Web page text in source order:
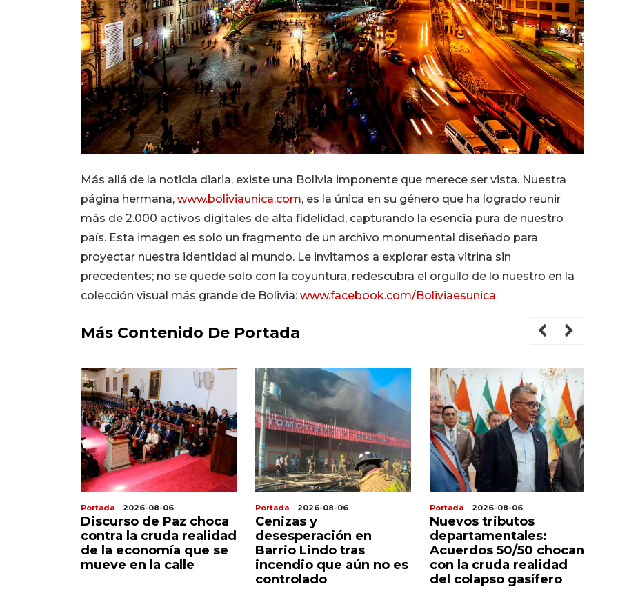
Más allá de la noticia diaria, existe una Bolivia imponente que merece ser vista. Nuestra
página hermana, www.boliviaunica.com, es la única en su género que ha logrado reunir
más de 2.000 activos digitales de alta fidelidad, capturando la esencia pura de nuestro
país. Esta imagen es solo un fragmento de un archivo monumental diseñado para
proyectar nuestra identidad al mundo. Le invitamos a explorar esta vitrina sin
precedentes; no se quede solo con la coyuntura, redescubra el orgullo de lo nuestro en la
colección visual más grande de Bolivia: www.facebook.com/Boliviaesunica
Más Contenido De Portada
de Paz choca
cruda realidad
que se
Portada 2026-08-06
Cenizas y
desesperación en
Barrio Lindo tras
incendio que aún no es
Portada 2026-08-06
Nuevos tributos
departamentales:
Acuerdos 50/50 chocan
con la cruda realidad
del colapso gasífero
Portada 2026-08-06
Presidente y
gobernadores firman
acuerdo que redefine
el futuro de Bolivia